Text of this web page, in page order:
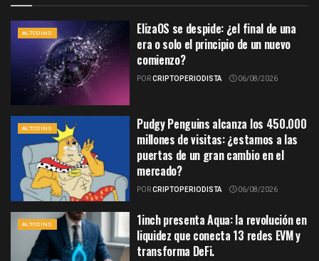
ALTCOINS
ElizaOS se despide: ¿el final de una
era o solo el principio de un nuevo
comienzo?
PORCRIPTOPERIODISTA 06/08/2026
ALTCOINS
Pudgy Penguins alcanza los 450.000
millones de visitas: ¿estamos a las
puertas de un gran cambio en el
mercado?
PORCRIPTOPERIODISTA 06/08/2026
ALTCOINS
1inch presenta Aqua: la revolución en
liquidez que conecta 13 redes EVM y
transforma DeFi.